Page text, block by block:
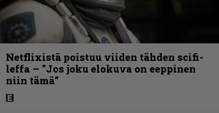
Netflixistä poistuu viiden tähden scifi-
leffa – ”Jos joku elokuva on eeppinen
niin tämä”